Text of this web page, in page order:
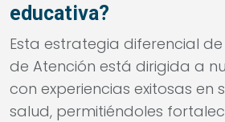
educativa?
Esta estrategia diferencial
de Atención está dirigida a
con experiencias exitosas en
salud, permitiéndoles